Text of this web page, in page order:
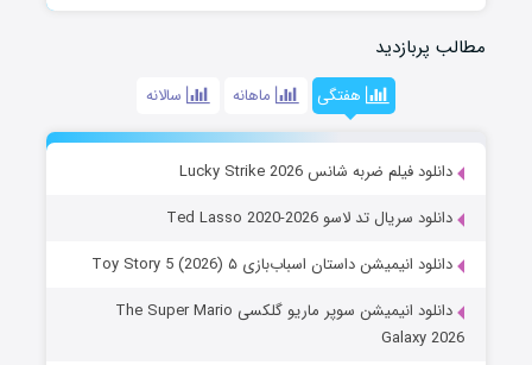
مطالب پربازدید
هفتگی ماهانه سالانه
دانلود فیلم ضربه شانس Lucky Strike 2026
دانلود سریال تد لاسو Ted Lasso 2020-2026
دانلود انیمیشن داستان اسباب‌بازی ۵ Toy Story 5 (2026)
دانلود انیمیشن سوپر ماریو گلکسی The Super Mario
Galaxy 2026